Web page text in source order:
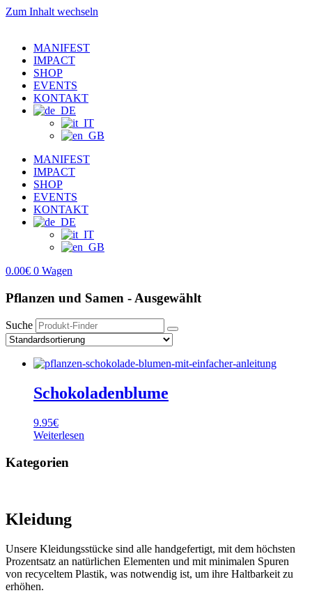
Zum Inhalt wechseln
MANIFEST
IMPACT
SHOP
EVENTS
KONTAKT
MANIFEST
IMPACT
SHOP
EVENTS
KONTAKT
0.00€ 0 Wagen
Pflanzen und Samen - Ausgewählt
Suche
Schokoladenblume
9.95€
Weiterlesen
Kategorien
Kleidung
Unsere Kleidungsstücke sind alle handgefertigt, mit dem höchsten
Prozentsatz an natürlichen Elementen und mit minimalen Spuren
von recyceltem Plastik, was notwendig ist, um ihre Haltbarkeit zu
erhöhen.